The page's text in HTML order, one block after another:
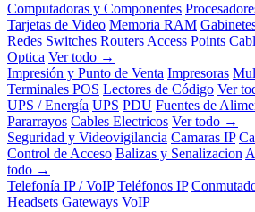
Computadoras y Componentes
Tarjetas de Video Memoria RAM
Redes Switches Routers Access Points
Optica Ver todo →
Impresión y Punto de Venta Impresoras
Terminales POS Lectores de Código Ver
UPS / Energía UPS PDU Fuentes de
Pararrayos Cables Electricos Ver todo →
Seguridad y Videovigilancia Camaras IP
Control de Acceso Balizas y Senalizacion
todo →
Telefonía IP / VoIP Teléfonos IP
Headsets Gateways VoIP